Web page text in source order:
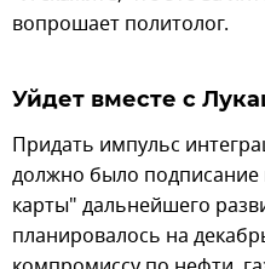
вопрошает политолог.
Уйдет вместе с
Придать импульс
должно было подписание
карты" дальнейшего
планировалось на